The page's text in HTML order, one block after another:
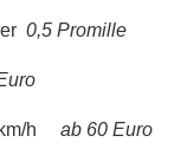
0,5 Promille
km/h ab 60 Euro